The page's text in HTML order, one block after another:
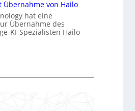
von Hailo
hat eine
Übernahme des
KI-Spezialisten Hailo